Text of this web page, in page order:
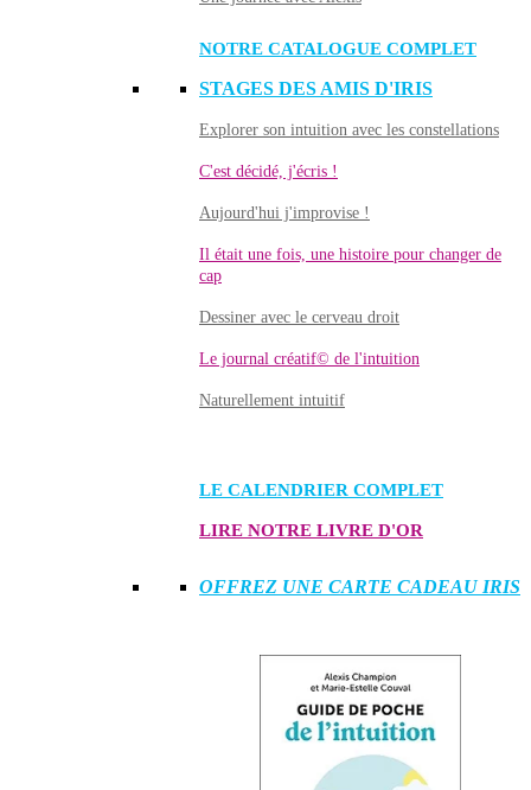
NOTRE CATALOGUE COMPLET
STAGES DES AMIS D'IRIS
Explorer son intuition avec les constellations
C'est décidé, j'écris !
Aujourd'hui j'improvise !
Il était une fois, une histoire pour changer de
cap
Dessiner avec le cerveau droit
Le journal créatif© de l'intuition
Naturellement intuitif
LE CALENDRIER COMPLET
LIRE NOTRE LIVRE D'OR
OFFREZ UNE CARTE CADEAU IRIS